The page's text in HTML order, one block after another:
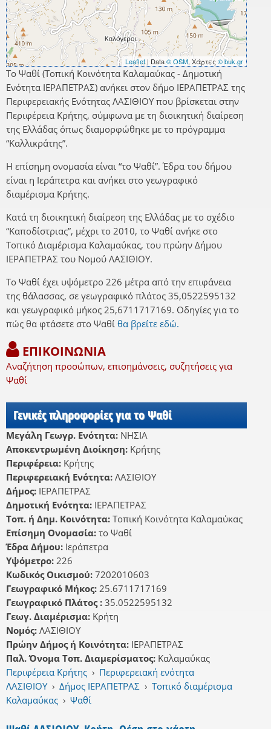
Leaflet| Data© OSM, Χάρτες © buk.gr
Το Ψαθί (Τοπική Κοινότητα Καλαμαύκας - Δημοτική
Ενότητα ΙΕΡΑΠΕΤΡΑΣ) ανήκει στον δήμο ΙΕΡΑΠΕΤΡΑΣ της
Περιφερειακής Ενότητας ΛΑΣΙΘΙΟΥ που βρίσκεται στην
Περιφέρεια Κρήτης, σύμφωνα με τη διοικητική διαίρεση
της Ελλάδας όπως διαμορφώθηκε με το πρόγραμμα
“Καλλικράτης”.
Η επίσημη ονομασία είναι “το Ψαθί”. Έδρα του δήμου
είναι η Ιεράπετρα και ανήκει στο γεωγραφικό
διαμέρισμα Κρήτης.
Κατά τη διοικητική διαίρεση της Ελλάδας με το σχέδιο
“Καποδίστριας”, μέχρι το 2010, το Ψαθί ανήκε στο
Τοπικό Διαμέρισμα Καλαμαύκας, του πρώην Δήμου
ΙΕΡΑΠΕΤΡΑΣ του Νομού ΛΑΣΙΘΙΟΥ.
Το Ψαθί έχει υψόμετρο 226 μέτρα από την επιφάνεια
της θάλασσας, σε γεωγραφικό πλάτος 35,0522595132
και γεωγραφικό μήκος 25,6711717169. Οδηγίες για το
πώς θα φτάσετε στο Ψαθί θα βρείτε εδώ.
ΕΠΙΚΟΙΝΩΝΙΑ
Αναζήτηση προσώπων, επισημάνσεις, συζητήσεις για
Ψαθί
Γενικές πληροφορίες για το Ψαθί
Μεγάλη Γεωγρ. Ενότητα: ΝΗΣΙΑ
Αποκεντρωμένη Διοίκηση: Κρήτης
Περιφέρεια: Κρήτης
Περιφερειακή Ενότητα: ΛΑΣΙΘΙΟΥ
Δήμος: ΙΕΡΑΠΕΤΡΑΣ
Δημοτική Ενότητα: ΙΕΡΑΠΕΤΡΑΣ
Τοπ. ή Δημ. Κοινότητα: Τοπική Κοινότητα Καλαμαύκας
Επίσημη Ονομασία: το Ψαθί
Έδρα Δήμου: Ιεράπετρα
Υψόμετρο: 226
Κωδικός Οικισμού: 7202010603
Γεωγραφικό Μήκος: 25.6711717169
Γεωγραφικό Πλάτος : 35.0522595132
Γεωγ. Διαμέρισμα: Κρήτη
Νομός: ΛΑΣΙΘΙΟΥ
Πρώην Δήμος ή Κοινότητα: ΙΕΡΑΠΕΤΡΑΣ
Παλ. Όνομα Τοπ. Διαμερίσματος: Καλαμαύκας
Περιφέρεια Κρήτης › Περιφερειακή ενότητα
ΛΑΣΙΘΙΟΥ › Δήμος ΙΕΡΑΠΕΤΡΑΣ › Τοπικό διαμέρισμα
Καλαμαύκας › Ψαθί